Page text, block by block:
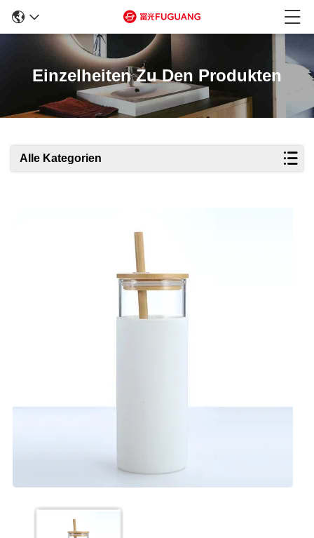
Einzelheiten Zu Den Produkten
Alle Kategorien